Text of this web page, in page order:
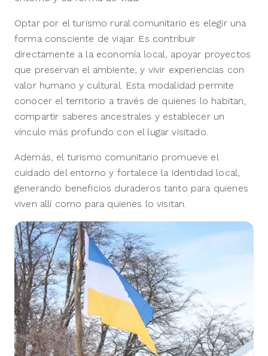
Optar por el turismo rural comunitario es elegir una
forma consciente de viajar. Es contribuir
directamente a la economía local, apoyar proyectos
que preservan el ambiente, y vivir experiencias con
valor humano y cultural. Esta modalidad permite
conocer el territorio a través de quienes lo habitan,
compartir saberes ancestrales y establecer un
vínculo más profundo con el lugar visitado.
Además, el turismo comunitario promueve el
cuidado del entorno y fortalece la identidad local,
generando beneficios duraderos tanto para quienes
viven allí como para quienes lo visitan.